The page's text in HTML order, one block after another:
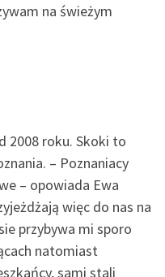
na świeżym
2008 roku. Skoki to
– Poznaniacy
– opowiada Ewa
więc do nas na
przybywa mi sporo
natomiast
sami stali